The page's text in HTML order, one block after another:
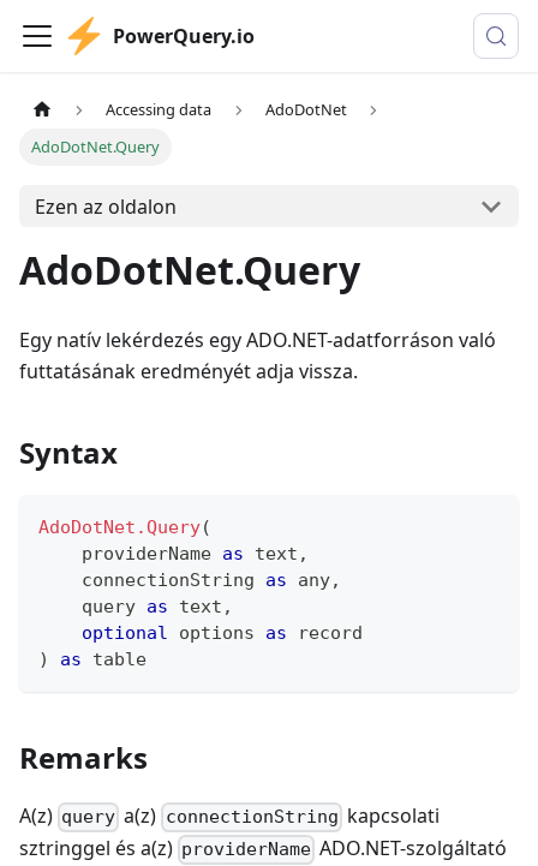
PowerQuery.io
Accessing data
AdoDotNet
AdoDotNet.Query
Ezen az oldalon
AdoDotNet.Query
Egy natív lekérdezés egy ADO.NET-adatforráson való
futtatásának eredményét adja vissza.
Syntax
AdoDotNet.Query(
    providerName
as text ,
    connectionString
as any,
    query
as text ,
optional options as
record
)
as table
Remarks
A(z) query a(z) connectionString kapcsolati
sztringgel és a(z) providerName ADO.NET-szolgáltató